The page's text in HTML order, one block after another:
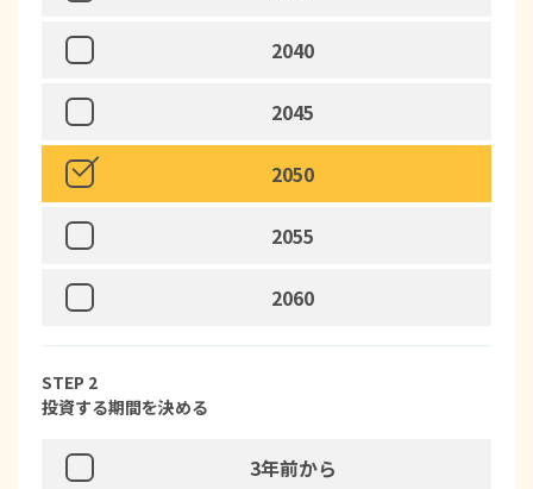
2040
2045
2050
2055
2060
STEP 2
投資する期間を決める
3年前から